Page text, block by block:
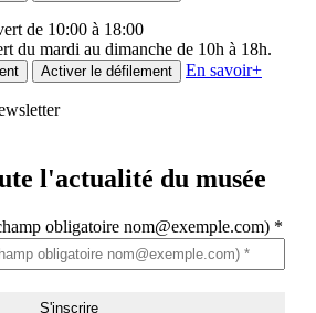
de 10:00 à 18:00
du mardi au dimanche de 10h à 18h.
Activer le défilement En savoir+
l'actualité du musée
obligatoire nom@exemple.com) *